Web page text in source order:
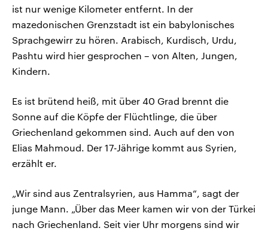
ist nur wenige Kilometer entfernt. In der
mazedonischen Grenzstadt ist ein babylonisches
Sprachgewirr zu hören. Arabisch, Kurdisch, Urdu,
Pashtu wird hier gesprochen – von Alten, Jungen,
Kindern.
Es ist brütend heiß, mit über 40 Grad brennt die
Sonne auf die Köpfe der Flüchtlinge, die über
Griechenland gekommen sind. Auch auf den von
Elias Mahmoud. Der 17-Jährige kommt aus Syrien,
erzählt er.
„Wir sind aus Zentralsyrien, aus Hamma“, sagt der
junge Mann. „Über das Meer kamen wir von der Türkei
nach Griechenland. Seit vier Uhr morgens sind wir